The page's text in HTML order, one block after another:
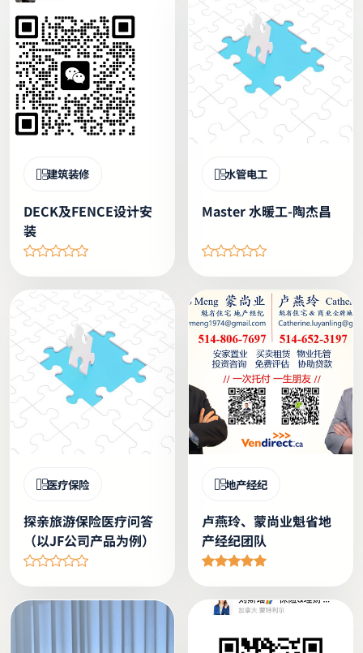
建筑装修
DECK及FENCE设计安
装
水管电工
Master 水暖工-陶杰昌
医疗保险
探亲旅游保险医疗问答
（以JF公司产品为例）
地产经纪
卢燕玲、蒙尚业魁省地
产经纪团队